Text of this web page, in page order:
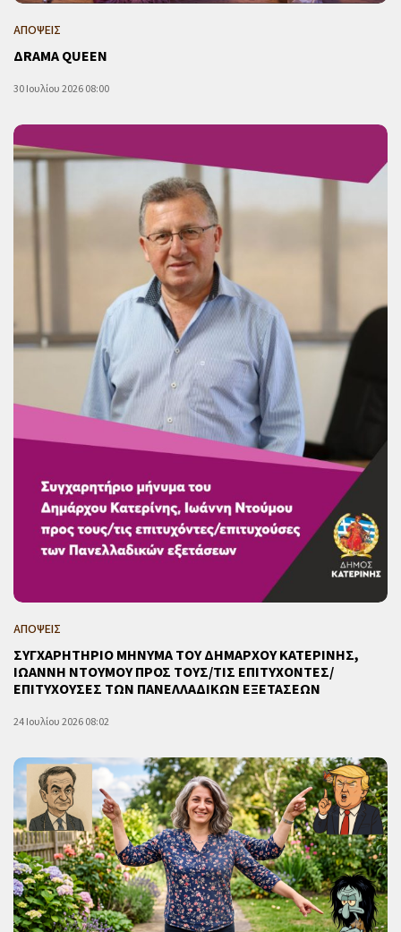
ΑΠΟΨΕΙΣ
ΔRAMA QUEEN
30 Ιουλίου 2026 08:00
ΑΠΟΨΕΙΣ
ΣΥΓΧΑΡΗΤΗΡΙΟ ΜΗΝΥΜΑ ΤΟΥ ΔΗΜΑΡΧΟΥ ΚΑΤΕΡΙΝΗΣ,
ΙΩΑΝΝΗ ΝΤΟΥΜΟΥ ΠΡΟΣ ΤΟΥΣ/ΤΙΣ ΕΠΙΤΥΧΟΝΤΕΣ/
ΕΠΙΤΥΧΟΥΣΕΣ ΤΩΝ ΠΑΝΕΛΛΑΔΙΚΩΝ ΕΞΕΤΑΣΕΩΝ
24 Ιουλίου 2026 08:02